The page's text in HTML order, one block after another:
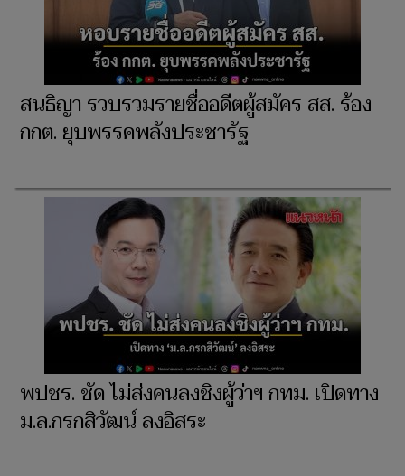
สนธิญา รวบรวมรายชื่ออดีตผู้สมัคร สส. ร้อง
กกต. ยุบพรรคพลังประชารัฐ
พปชร. ชัด ไม่ส่งคนลงชิงผู้ว่าฯ กทม. เปิดทาง
ม.ล.กรกสิวัฒน์ ลงอิสระ